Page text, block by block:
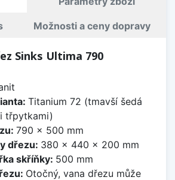
Možnosti a ceny dopravy
Sinks Ultima 790
Titanium 72 (tmavší šedá
třpytkami)
790 x 500 mm
dřezu: 380 x 440 x 200 mm
skříňky: 500 mm
Otočný, vana dřezu může